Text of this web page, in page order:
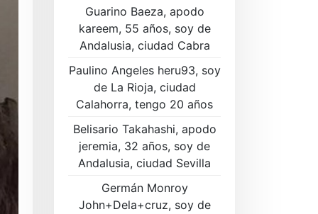
Guarino Baeza, apodo
kareem, 55 años, soy de
Andalusia, ciudad Cabra
Paulino Angeles heru93, soy
de La Rioja, ciudad
Calahorra, tengo 20 años
Belisario Takahashi, apodo
jeremia, 32 años, soy de
Andalusia, ciudad Sevilla
Germán Monroy
John+Dela+cruz, soy de